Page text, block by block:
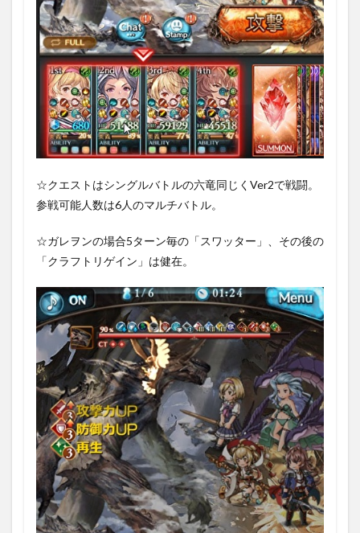
☆クエストはシングルバトルの六竜同じくVer2で戦闘。
参戦可能人数は6人のマルチバトル。
☆ガレヲンの場合5ターン毎の「スワッター」、その後の
「クラフトリゲイン」は健在。